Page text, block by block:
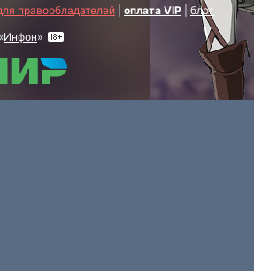
правообладателей оплата VIP
блог
Инфон»